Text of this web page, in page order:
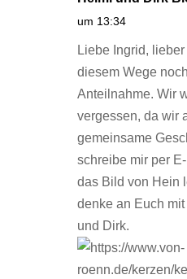
um 13:34
Liebe Ingrid,
diesem Wege
Anteilnahme. Wir
vergessen, da wir
gemeinsame
schreibe mir per
das Bild von Hein
denke an Euch
und Dirk.